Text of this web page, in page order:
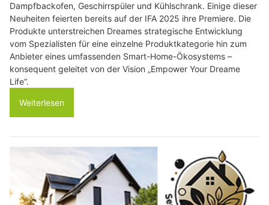
Dampfbackofen, Geschirrspüler und Kühlschrank. Einige dieser
Neuheiten feierten bereits auf der IFA 2025 ihre Premiere. Die
Produkte unterstreichen Dreames strategische Entwicklung
vom Spezialisten für eine einzelne Produktkategorie hin zum
Anbieter eines umfassenden Smart-Home-Ökosystems –
konsequent geleitet von der Vision „Empower Your Dreame
Life“.
Weiterlesen